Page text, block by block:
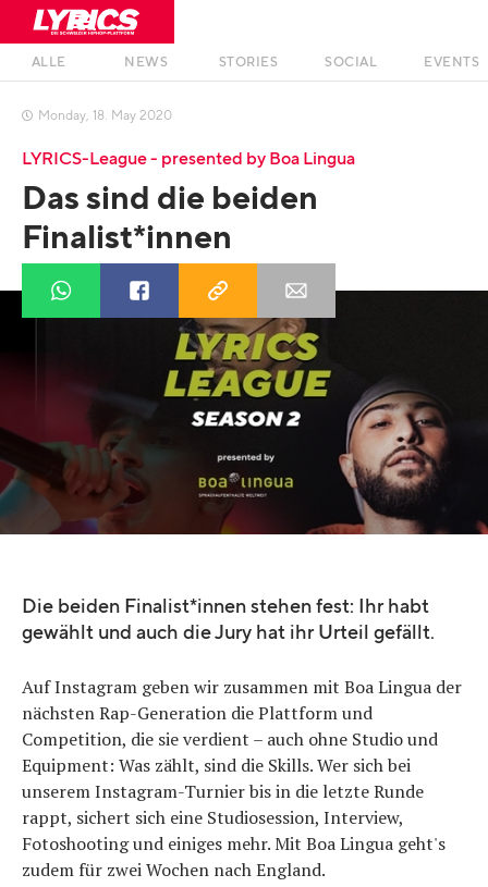
ALLE NEWS STORIES SOCIAL EVENTS
 Monday, 18. May 2020
LYRICS-League - presented by Boa Lingua
Das sind die beiden
Finalist*innen
Die beiden Finalist*innen stehen fest: Ihr habt
gewählt und auch die Jury hat ihr Urteil gefällt.
Auf Instagram geben wir zusammen mit Boa Lingua der
nächsten Rap-Generation die Plattform und
Competition, die sie verdient – auch ohne Studio und
Equipment: Was zählt, sind die Skills. Wer sich bei
unserem Instagram-Turnier bis in die letzte Runde
rappt, sichert sich eine Studiosession, Interview,
Fotoshooting und einiges mehr. Mit Boa Lingua geht's
zudem für zwei Wochen nach England.